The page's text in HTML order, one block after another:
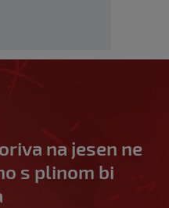
na jesen ne
s plinom bi